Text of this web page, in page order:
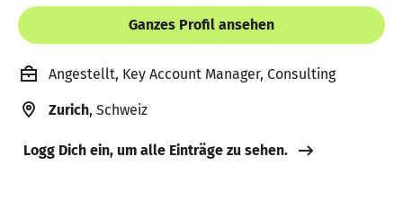
Ganzes Profil ansehen
Angestellt, Key Account Manager, Consulting
Zurich, Schweiz
Logg Dich ein, um alle Einträge zu sehen.